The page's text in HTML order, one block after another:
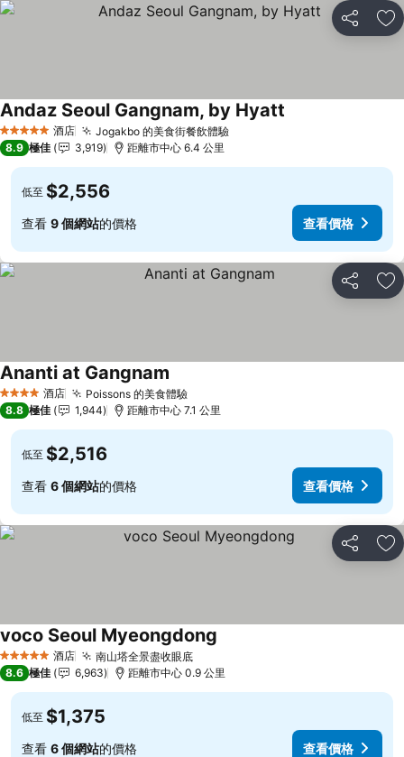
分享 放
5 星級 酒店 Jogakbo 的美食街餐飲體驗
Andaz Seoul Gangnam, by Hyatt
8.9 極佳 3,919 距離市中心 6.4 公里
低至 $2,556
查看 9 個網站的價格 查看價格
分享 放
4 星級 酒店 Poissons 的美食體驗
Ananti at Gangnam
8.8 極佳 1,944 距離市中心 7.1 公里
低至 $2,516
查看 6 個網站的價格 查看價格
分享 放
5 星級 酒店 南山塔全景盡收眼底
voco Seoul Myeongdong
8.6 極佳 6,963 距離市中心 0.9 公里
低至 $1,375
查看 6 個網站的價格 查看價格